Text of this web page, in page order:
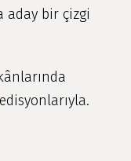
aday bir çizgi